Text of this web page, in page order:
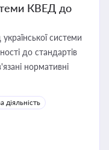
КВЕД до
системи
до стандартів
нормативні
діяльність